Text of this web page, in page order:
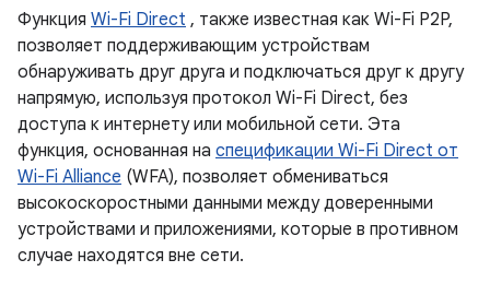
Функция Wi-Fi Direct , также известная как Wi-Fi P2P,
позволяет поддерживающим устройствам
обнаруживать друг друга и подключаться друг к другу
напрямую, используя протокол Wi-Fi Direct, без
доступа к интернету или мобильной сети. Эта
функция, основанная на спецификации Wi-Fi Direct от
Wi-Fi Alliance (WFA), позволяет обмениваться
высокоскоростными данными между доверенными
устройствами и приложениями, которые в противном
случае находятся вне сети.